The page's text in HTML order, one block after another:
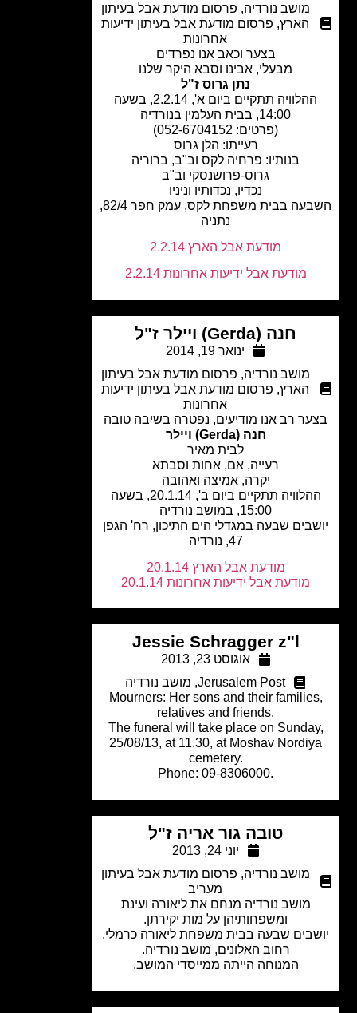
מושב נורדיה, פרסום מודעת אבל בעיתון
הארץ
פרסום מודעת אבל בעיתון ידיעות
אחרונות
בצער וכאב אנו נפרדים
מבעלי, אבינו וסבא היקר שלנו
נתן גרוס ז"ל
ההלוויה תתקיים ביום א', 2.2.14, בשעה
(פרטים: 052-6704152)
רעייתו: הלן גרוס
בנותיו: פרחיה לקס וב"ב, ברוריה
גרוס-פרושנסקי וב"ב
נכדיו, נכדותיו וניניו
השבעה בבית משפחת לקס, עמק חפר 82/4,
מודעת אבל הארץ 2.2.14
מודעת אבל ידיעות אחרונות 2.2.14
ינואר 19, 2014
מושב נורדיה, פרסום מודעת אבל בעיתון
הארץ
פרסום מודעת אבל בעיתון ידיעות
אחרונות
רב אנו מודיעים, נפטרה בשיבה טובה
לבית מאיר
רעייה, אם, אחות וסבתא
יקרה, אמיצה ואהובה
ההלוויה תתקיים ביום ב', 20.1.14, בשעה
שבעה במגדלי הים התיכון, רח' הגפן
מודעת אבל הארץ 20.1.14
מודעת אבל ידיעות אחרונות 20.1.14
Jessie Schragger z"l
אוגוסט 23, 2013
Jerusalem Post
,מושב נורדיה
Mourners: Her sons and their
relatives and friends.
The funeral will take place on
25/08/13, at 11.30, at Moshav
cemetery.
Phone: 09-8306000.
טובה גור אריה ז"ל
מושב נורדיה, פרסום מודעת אבל בעיתון
מושב נורדיה מנחם את ליאורה ועינת
ומשפחותיהן על מות יקירתן.
שבעה בבית משפחת ליאורה כרמלי,
רחוב האלונים, מושב נורדיה.
המנוחה הייתה ממייסדי המושב.